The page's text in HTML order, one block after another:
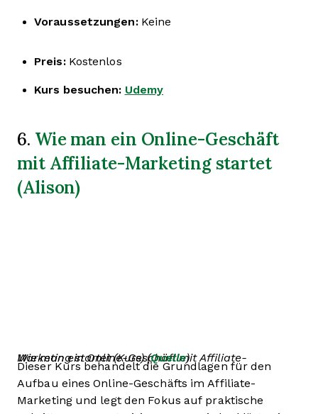
Voraussetzungen:Keine
Preis:Kostenlos
Kurs besuchen: Udemy
6. Wie man ein Online-Geschäft
mit Affiliate-Marketing startet
(Alison)
Wie man ein Online-Geschäft mit Affiliate-Marketing startet (Kurs) (Quelle)
Dieser Kurs behandelt die Grundlagen für den
Aufbau eines Online-Geschäfts im Affiliate-
Marketing und legt den Fokus auf praktische